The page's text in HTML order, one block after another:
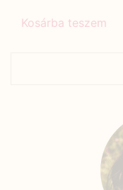
Kosárba teszem